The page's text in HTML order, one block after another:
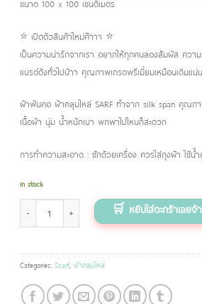
ขนาด 100 x 100 เซนติเมตร
⭐️ เปิดตัวสินค้าใหม่ค๊าาา ⭐️
เป็นความน่ารักจากเรา อยากให้ทุกคนลองสัมผัส คว
แบรด์ดังทั่วไปน้าา คุณภาพเกรดพรีเมี่ยมเหมือนเดิมแน่
ผ้าพันคอ ผ้าคลุมไหล่ SARF ทำจาก silk span คุณภ
เนื้อผ้า นุ่ม น้ำหนักเบา พกพาไปไหนก็สะดวก
การทำความสะอาด : ซักด้วยเครื่อง ควรใส่ถุงผ้า ใช้
In stock
ผ้าพันคอ ลาย Circus quantity
Categories: Scarf ผ้าคลุมไหล่